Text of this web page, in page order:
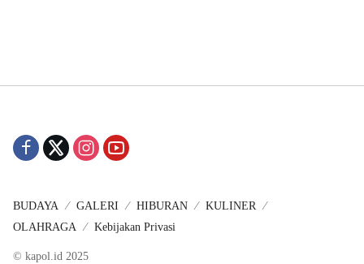
BUDAYA GALERI HIBURAN
KULINER
OLAHRAGA
Kebijakan Privasi
© kapol.id 2025